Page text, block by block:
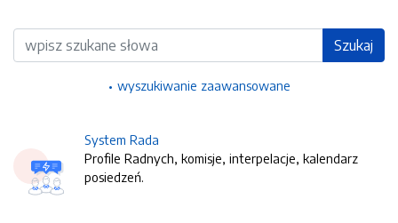
Wyszukiwarka Szukaj
wyszukiwanie zaawansowane
System Rada
Profile Radnych, komisje, interpelacje, kalendarz
posiedzeń.